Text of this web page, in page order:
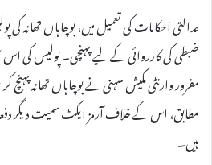
عدالتی احکامات کی تعمیل میں، بوچاہاں تھانہ
ضبطی کی کارروائی کے لیے پہنچی۔ پولیس کی اس
مفرور وارنٹی مکیش سہنی نے بوچاہاں تھانہ پہنچ
مطابق، اس کے خلاف آرمز ایکٹ سمیت
ہیں۔